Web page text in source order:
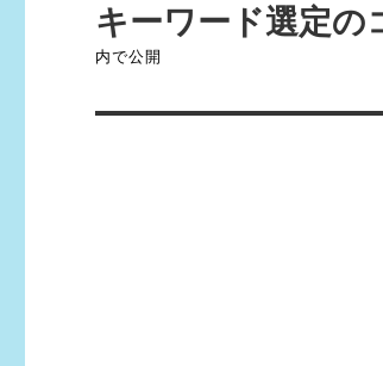
稿
キーワード選定の
内で公開